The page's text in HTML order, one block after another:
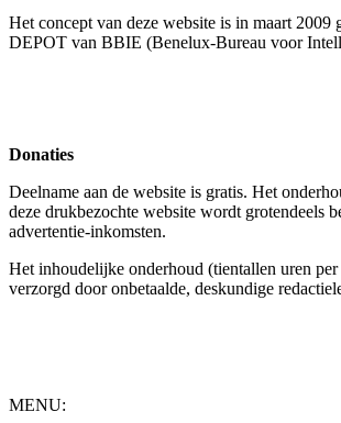
Het concept van deze website is in maart 2009
DEPOT van BBIE (Benelux-Bureau voor
Donaties
Deelname aan de website is gratis. Het
deze drukbezochte website wordt grotendeels
advertentie-inkomsten.
Het inhoudelijke onderhoud (tientallen uren
verzorgd door onbetaalde, deskundige
MENU: